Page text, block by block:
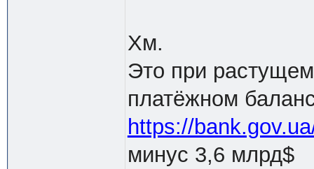
Хм.
Это при
платёжном
https://
минус 3,6 млрд$